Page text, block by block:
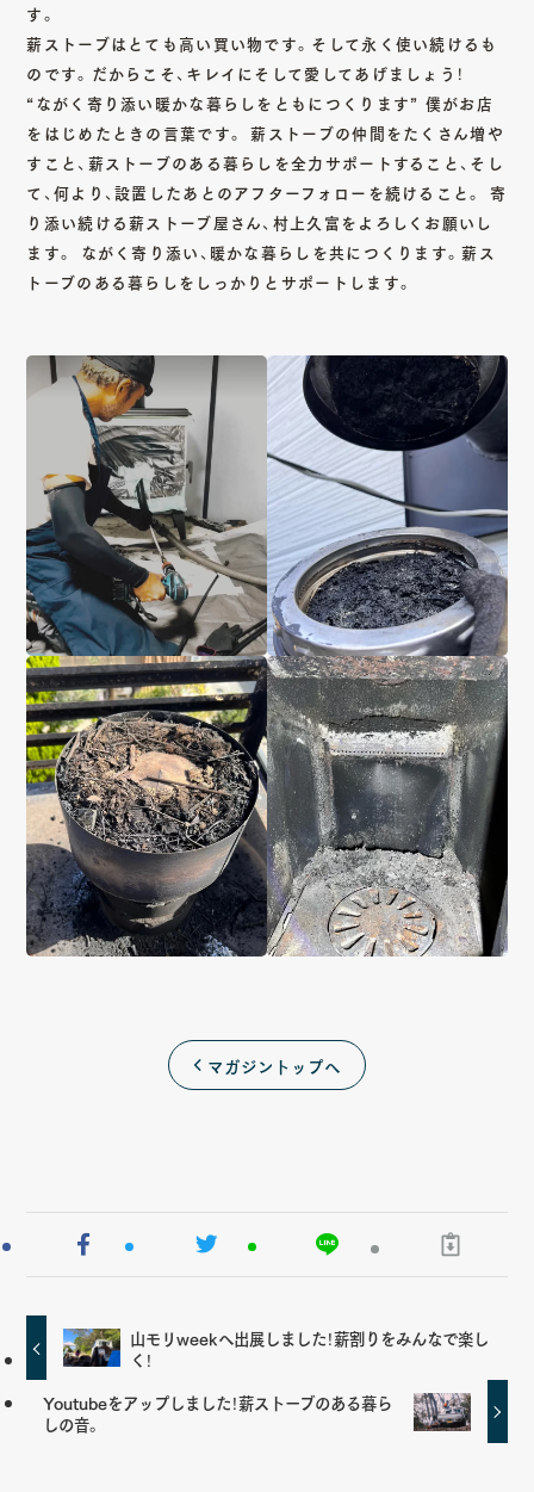
07
SHOP INFO
店舗情報
08
CONTACT
お問い合わせ
CONTACT
Instagram Youtube Facebook
す。
薪ストーブはとても高い買い物です。そして永く使い続けるも
のです。だからこそ、キレイにそして愛してあげましょう！
“ながく寄り添い暖かな暮らしをともにつくります” 僕がお店
をはじめたときの言葉です。 薪ストーブの仲間をたくさん増や
すこと、薪ストーブのある暮らしを全力サポートすること、そし
て、何より、設置したあとのアフターフォローを続けること。 寄
り添い続ける薪ストーブ屋さん、村上久富をよろしくお願いし
ます。 ながく寄り添い、暖かな暮らしを共につくります。薪ス
トーブのある暮らしをしっかりとサポートします。
マガジントップへ
山モリweekへ出展しました！薪割りをみんなで楽し
く！
Youtubeをアップしました！薪ストーブのある暮ら
しの音。